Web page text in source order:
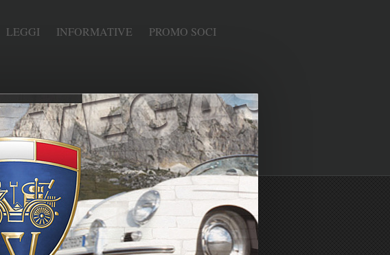
LEGGI INFORMATIVE
PROMO SOCI